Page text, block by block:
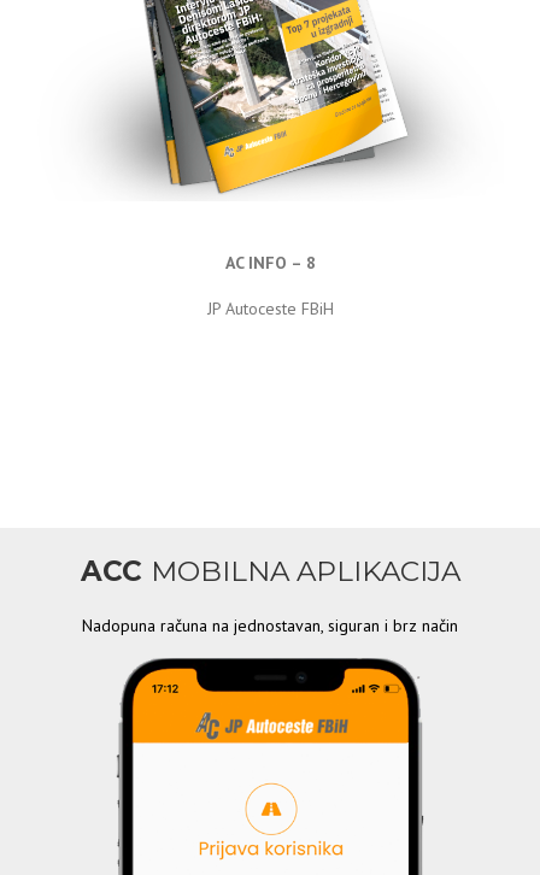
AC INFO – 8
JP Autoceste FBiH
ACC MOBILNA APLIKACIJA
Nadopuna računa na jednostavan, siguran i brz način